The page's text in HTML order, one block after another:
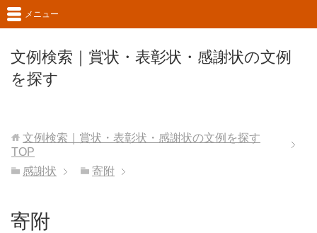
文例検索｜賞状・表彰状・感謝状の文例
を探す
メニュー
文例検索｜賞状・表彰状・感謝状の文例を探す
TOP
感謝状
寄附
寄附